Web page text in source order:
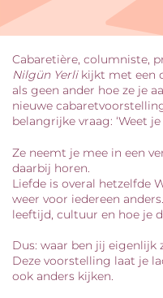
Cabaretière, columniste,
Nilgün Yerlikijkt met een
als geen ander hoe ze je
nieuwe
belangrijke vraag: ‘Weet je
Ze neemt je mee in een
daarbij horen.
Liefde is overal hetzelfde
weer voor iedereen
leeftijd, cultuur en hoe je
Dus: waar ben jij eigenlijk
Deze voorstelling laat je
ook anders kijken.